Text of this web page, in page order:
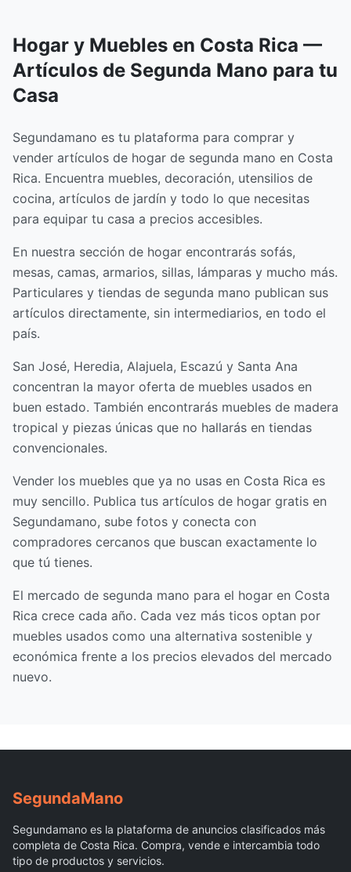
Hogar y Muebles en Costa Rica —
Artículos de Segunda Mano para tu
Casa
Segundamano es tu plataforma para comprar y
vender artículos de hogar de segunda mano en Costa
Rica. Encuentra muebles, decoración, utensilios de
cocina, artículos de jardín y todo lo que necesitas
para equipar tu casa a precios accesibles.
En nuestra sección de hogar encontrarás sofás,
mesas, camas, armarios, sillas, lámparas y mucho más.
Particulares y tiendas de segunda mano publican sus
artículos directamente, sin intermediarios, en todo el
país.
San José, Heredia, Alajuela, Escazú y Santa Ana
concentran la mayor oferta de muebles usados en
buen estado. También encontrarás muebles de madera
tropical y piezas únicas que no hallarás en tiendas
convencionales.
Vender los muebles que ya no usas en Costa Rica es
muy sencillo. Publica tus artículos de hogar gratis en
Segundamano, sube fotos y conecta con
compradores cercanos que buscan exactamente lo
que tú tienes.
El mercado de segunda mano para el hogar en Costa
Rica crece cada año. Cada vez más ticos optan por
muebles usados como una alternativa sostenible y
económica frente a los precios elevados del mercado
nuevo.
SegundaMano
Segundamano es la plataforma de anuncios clasificados más
completa de Costa Rica. Compra, vende e intercambia todo
tipo de productos y servicios.